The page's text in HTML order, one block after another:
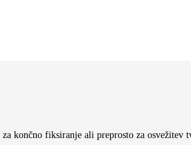
za končno fiksiranje ali preprosto za